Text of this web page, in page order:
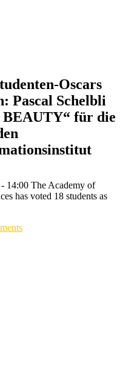
Oscars
Pascal Schelbli
für die
14:00 The Academy of
has voted 18 students as